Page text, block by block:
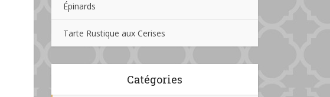
Épinards
Tarte Rustique aux Cerises
Catégories